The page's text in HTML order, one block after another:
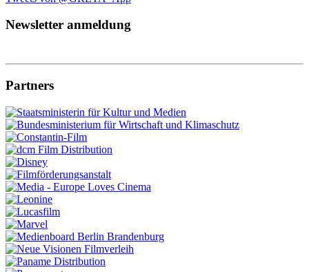
Newsletter anmeldung
Partners